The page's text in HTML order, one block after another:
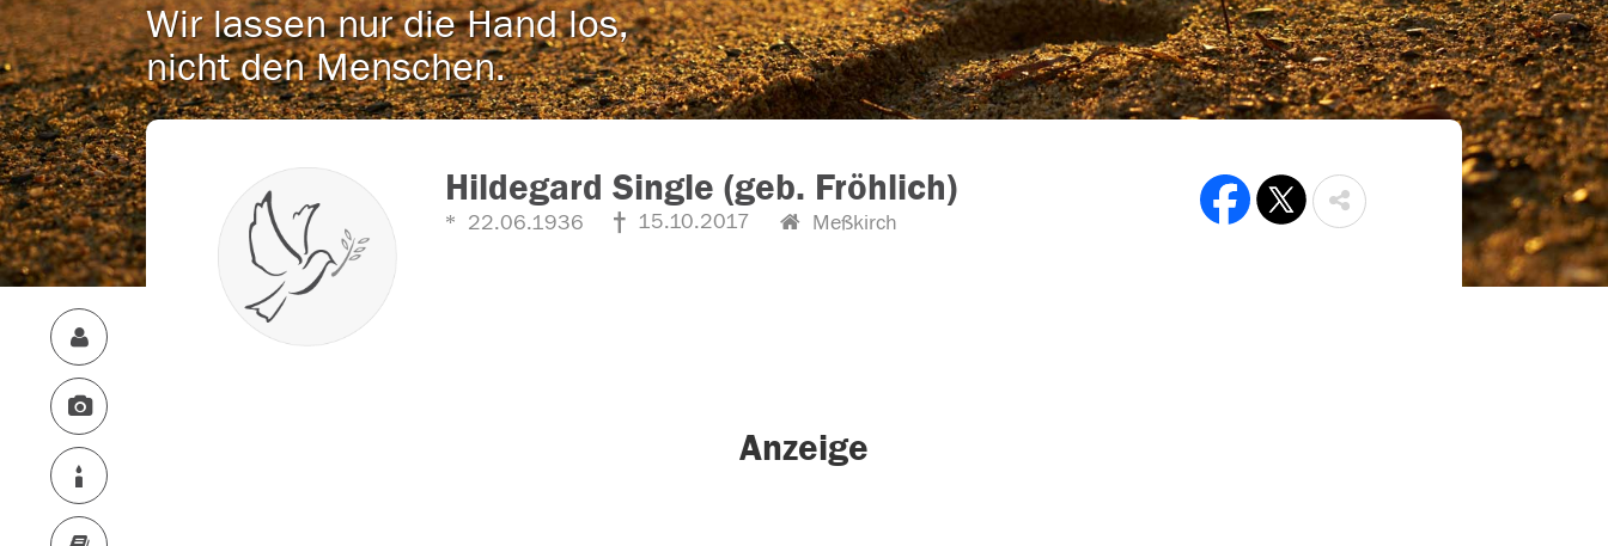
Wir lassen nur die Hand los,
nicht den Menschen.
Hildegard Single (geb. Fröhlich)
22.06.1936 15.10.2017 Meßkirch
Anzeige